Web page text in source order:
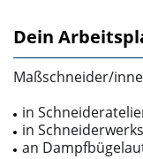
Dein
Maßschneider/
in
in
an